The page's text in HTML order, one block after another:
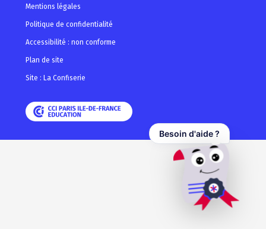
Mentions légales
Politique de confidentialité
Accessibilité : non conforme
Plan de site
Site : La Confiserie
Besoin d'aide ?